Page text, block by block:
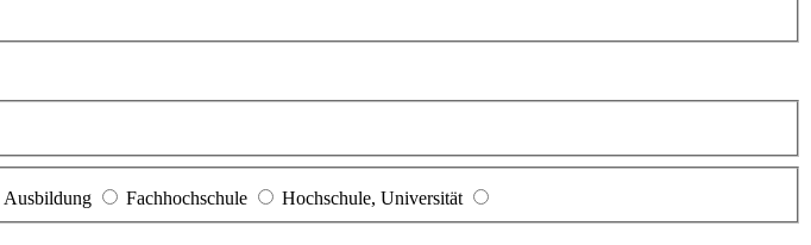
Ausbildung Fachhochschule
Hochschule, Universität